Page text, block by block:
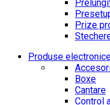
Prize
Produse
Boxe
Cantare
Control